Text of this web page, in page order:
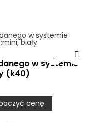
w systemie
(k40)
cenę